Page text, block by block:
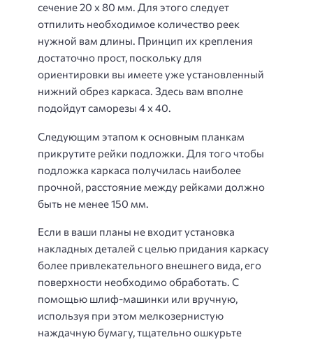
сечение 20 x 80 мм. Для этого следует
отпилить необходимое количество реек
нужной вам длины. Принцип их крепления
достаточно прост, поскольку для
ориентировки вы имеете уже установленный
нижний обрез каркаса. Здесь вам вполне
подойдут саморезы 4 x 40.
Следующим этапом к основным планкам
прикрутите рейки подложки. Для того чтобы
подложка каркаса получилась наиболее
прочной, расстояние между рейками должно
быть не менее 150 мм.
Если в ваши планы не входит установка
накладных деталей с целью придания каркасу
более привлекательного внешнего вида, его
поверхности необходимо обработать. С
помощью шлиф-машинки или вручную,
используя при этом мелкозернистую
наждачную бумагу, тщательно ошкурьте